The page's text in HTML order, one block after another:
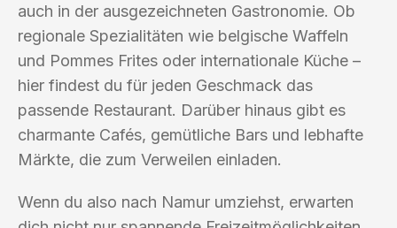
auch in der ausgezeichneten Gastronomie. Ob
regionale Spezialitäten wie belgische Waffeln
und Pommes Frites oder internationale Küche –
hier findest du für jeden Geschmack das
passende Restaurant. Darüber hinaus gibt es
charmante Cafés, gemütliche Bars und lebhafte
Märkte, die zum Verweilen einladen.
Wenn du also nach Namur umziehst, erwarten